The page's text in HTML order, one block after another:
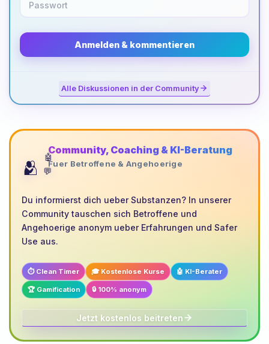
Anmelden & kommentieren
Alle Diskussionen in der Community
🫂 💬
🤖
Community, Coaching & KI-Beratung
Fuer Betroffene & Angehoerige
Du informierst dich ueber Substanzen? In unserer
Community tauschen sich Betroffene und
Angehoerige anonym ueber Erfahrungen und Safer
Use aus.
⏱️ Clean Timer 🎓 Kostenlose Kurse 🤖 KI-Berater
🏆 Gamification 🔒 100% anonym
Jetzt kostenlos beitreten